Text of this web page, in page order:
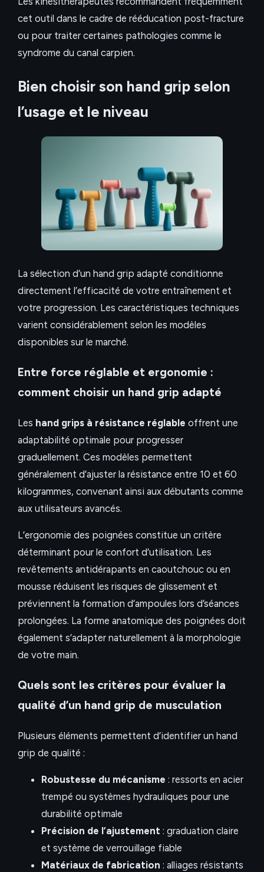
cet outil dans le cadre de rééducation post-fracture
ou pour traiter certaines pathologies comme le
syndrome du canal carpien.
Bien choisir son hand grip selon
l’usage et le niveau
La sélection d’un hand grip adapté conditionne
directement l’efficacité de votre entraînement et
votre progression. Les caractéristiques techniques
varient considérablement selon les modèles
disponibles sur le marché.
Entre force réglable et ergonomie :
comment choisir un hand grip adapté
Les hand grips à résistance réglable offrent une
adaptabilité optimale pour progresser
graduellement. Ces modèles permettent
généralement d’ajuster la résistance entre 10 et 60
kilogrammes, convenant ainsi aux débutants comme
aux utilisateurs avancés.
L’ergonomie des poignées constitue un critère
déterminant pour le confort d’utilisation. Les
revêtements antidérapants en caoutchouc ou en
mousse réduisent les risques de glissement et
préviennent la formation d’ampoules lors d’séances
prolongées. La forme anatomique des poignées doit
également s’adapter naturellement à la morphologie
de votre main.
Quels sont les critères pour évaluer la
qualité d’un hand grip de musculation
Plusieurs éléments permettent d’identifier un hand
grip de qualité :
Robustesse du mécanisme : ressorts en acier
trempé ou systèmes hydrauliques pour une
durabilité optimale
Précision de l’ajustement : graduation claire
et système de verrouillage fiable
Matériaux de fabrication : alliages résistants